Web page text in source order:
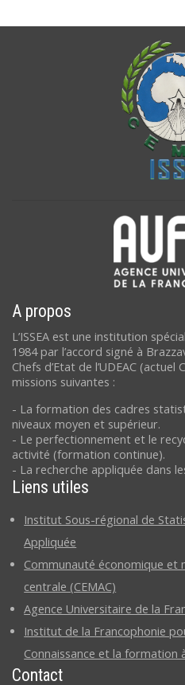
A propos
L’ISSEA est une institution
1984 par l’accord signé à
Chefs d’Etat de l’UDEAC
missions suivantes :
- La formation des cadres
niveaux moyen et supérieur.
- Le perfectionnement et le
activité (formation continue).
- La recherche appliquée dans
Liens utiles
Institut Sous-régional de
Appliquée
Communauté économique et
centrale (CEMAC)
Agence Universitaire de la
Institut de la Francophonie
Connaissance et la formation
Contact